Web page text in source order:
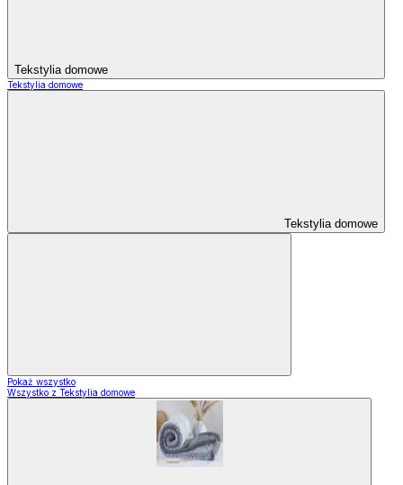
Tekstylia domowe
Tekstylia domowe
Tekstylia domowe
Pokaż wszystko
Wszystko z Tekstylia domowe